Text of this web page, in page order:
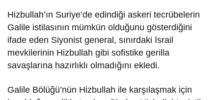
Hizbullah’ın Suriye’de edindiği askeri tecrübelerin
Galile istilasının mümkün olduğunu gösterdiğini
ifade eden Siyonist general, sınırdaki İsrail
mevkilerinin Hizbullah gibi sofistike gerilla
savaşlarına hazırlıklı olmadığını ekledi.
Galile Bölüğü’nün Hizbullah ile karşılaşmak için